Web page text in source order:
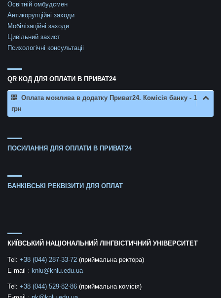
Освітній омбудсмен
Антикорупційні заходи
Мобілізаційні заходи
Цивільний захист
Психологічні консультаціі
QR КОД ДЛЯ ОПЛАТИ В ПРИВАТ24
Оплата можлива в додатку Приват24. Комісія банку - 1
грн
ПОСИЛАННЯ ДЛЯ ОПЛАТИ В ПРИВАТ24
БАНКІВСЬКІ РЕКВІЗИТИ ДЛЯ ОПЛАТ
КИЇВСЬКИЙ НАЦІОНАЛЬНИЙ ЛІНГВІСТИЧНИЙ УНІВЕРСИТЕТ
Tel: +38 (044) 287-33-72 (приймальна ректора)
E-mail : knlu@knlu.edu.ua
Tel: +38 (044) 529-82-86 (приймальна комісія)